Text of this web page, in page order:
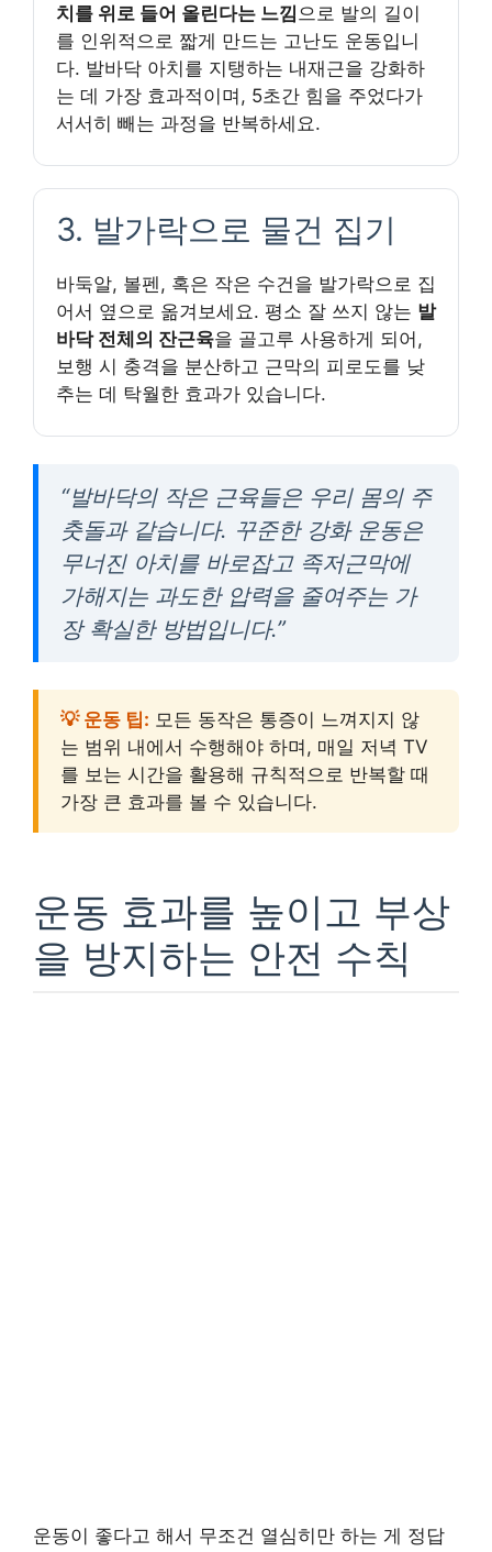
치를 위로 들어 올린다는 느낌 으로 발의 길이
를 인위적으로 짧게 만드는 고난도 운동입니
다. 발바닥 아치를 지탱하는 내재근을 강화하
는 데 가장 효과적이며, 5초간 힘을 주었다가
서서히 빼는 과정을 반복하세요.
3. 발가락으로 물건 집기
바둑알, 볼펜, 혹은 작은 수건을 발가락으로 집
어서 옆으로 옮겨보세요. 평소 잘 쓰지 않는 발
바닥 전체의 잔근육을 골고루 사용하게 되어,
보행 시 충격을 분산하고 근막의 피로도를 낮
추는 데 탁월한 효과가 있습니다.
“발바닥의 작은 근육들은 우리 몸의 주
춧돌과 같습니다. 꾸준한 강화 운동은
무너진 아치를 바로잡고 족저근막에
가해지는 과도한 압력을 줄여주는 가
장 확실한 방법입니다.”
💡 운동 팁: 모든 동작은 통증이 느껴지지 않
는 범위 내에서 수행해야 하며, 매일 저녁 TV
를 보는 시간을 활용해 규칙적으로 반복할 때
가장 큰 효과를 볼 수 있습니다.
운동 효과를 높이고 부상
을 방지하는 안전 수칙
운동이 좋다고 해서 무조건 열심히만 하는 게 정답